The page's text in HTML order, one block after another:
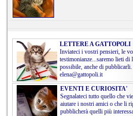
LETTERE A GATTOPOLI
Inviateci i vostri pensieri, le
testimonianze...saremo lieti di
possibile, anche di pubblicarli.
elena@gattopoli.it
EVENTI E CURIOSITA'
Segnalateci tutto quello che
aiutare i nostri amici o che li
pubblicherà quelli più